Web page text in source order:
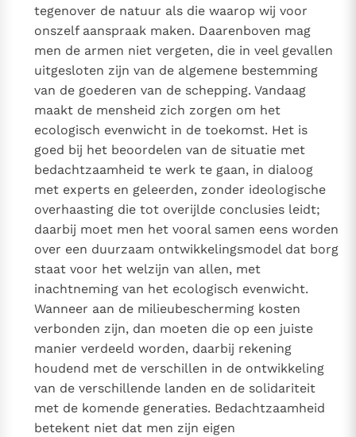
tegenover de natuur als die waarop wij voor
onszelf aanspraak maken. Daarenboven mag
men de armen niet vergeten, die in veel gevallen
uitgesloten zijn van de algemene bestemming
van de goederen van de schepping. Vandaag
maakt de mensheid zich zorgen om het
ecologisch evenwicht in de toekomst. Het is
goed bij het beoordelen van de situatie met
bedachtzaamheid te werk te gaan, in dialoog
met experts en geleerden, zonder ideologische
overhaasting die tot overijlde conclusies leidt;
daarbij moet men het vooral samen eens worden
over een duurzaam ontwikkelingsmodel dat borg
staat voor het welzijn van allen, met
inachtneming van het ecologisch evenwicht.
Wanneer aan de milieubescherming kosten
verbonden zijn, dan moeten die op een juiste
manier verdeeld worden, daarbij rekening
houdend met de verschillen in de ontwikkeling
van de verschillende landen en de solidariteit
met de komende generaties. Bedachtzaamheid
betekent niet dat men zijn eigen